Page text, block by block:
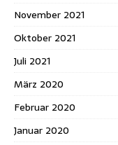
November 2021
Oktober 2021
Juli 2021
März 2020
Februar 2020
Januar 2020